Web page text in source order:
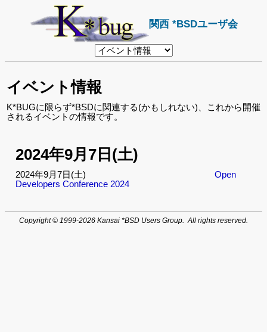
関西 *BSDユーザ会
リ
ン
ペ
ー
ジ
イベント情報
K*BUGに限らず*BSDに関連する(かもしれない)、これから開催
されるイベントの情報です。
2024年9月7日(土)
2024年9月7日(土)
Open
Developers Conference 2024
Copyright © 1999-2026 Kansai *BSD Users Group. All rights reserved.